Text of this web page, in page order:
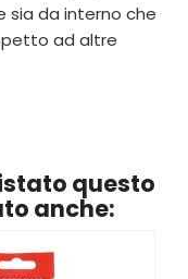
sia da interno che
ad altre
questo
anche: